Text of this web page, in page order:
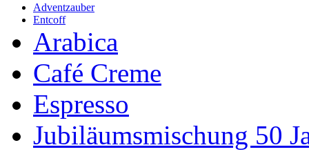
Adventzauber
Entcoff
Arabica
Café Creme
Espresso
Jubiläumsmischung 50